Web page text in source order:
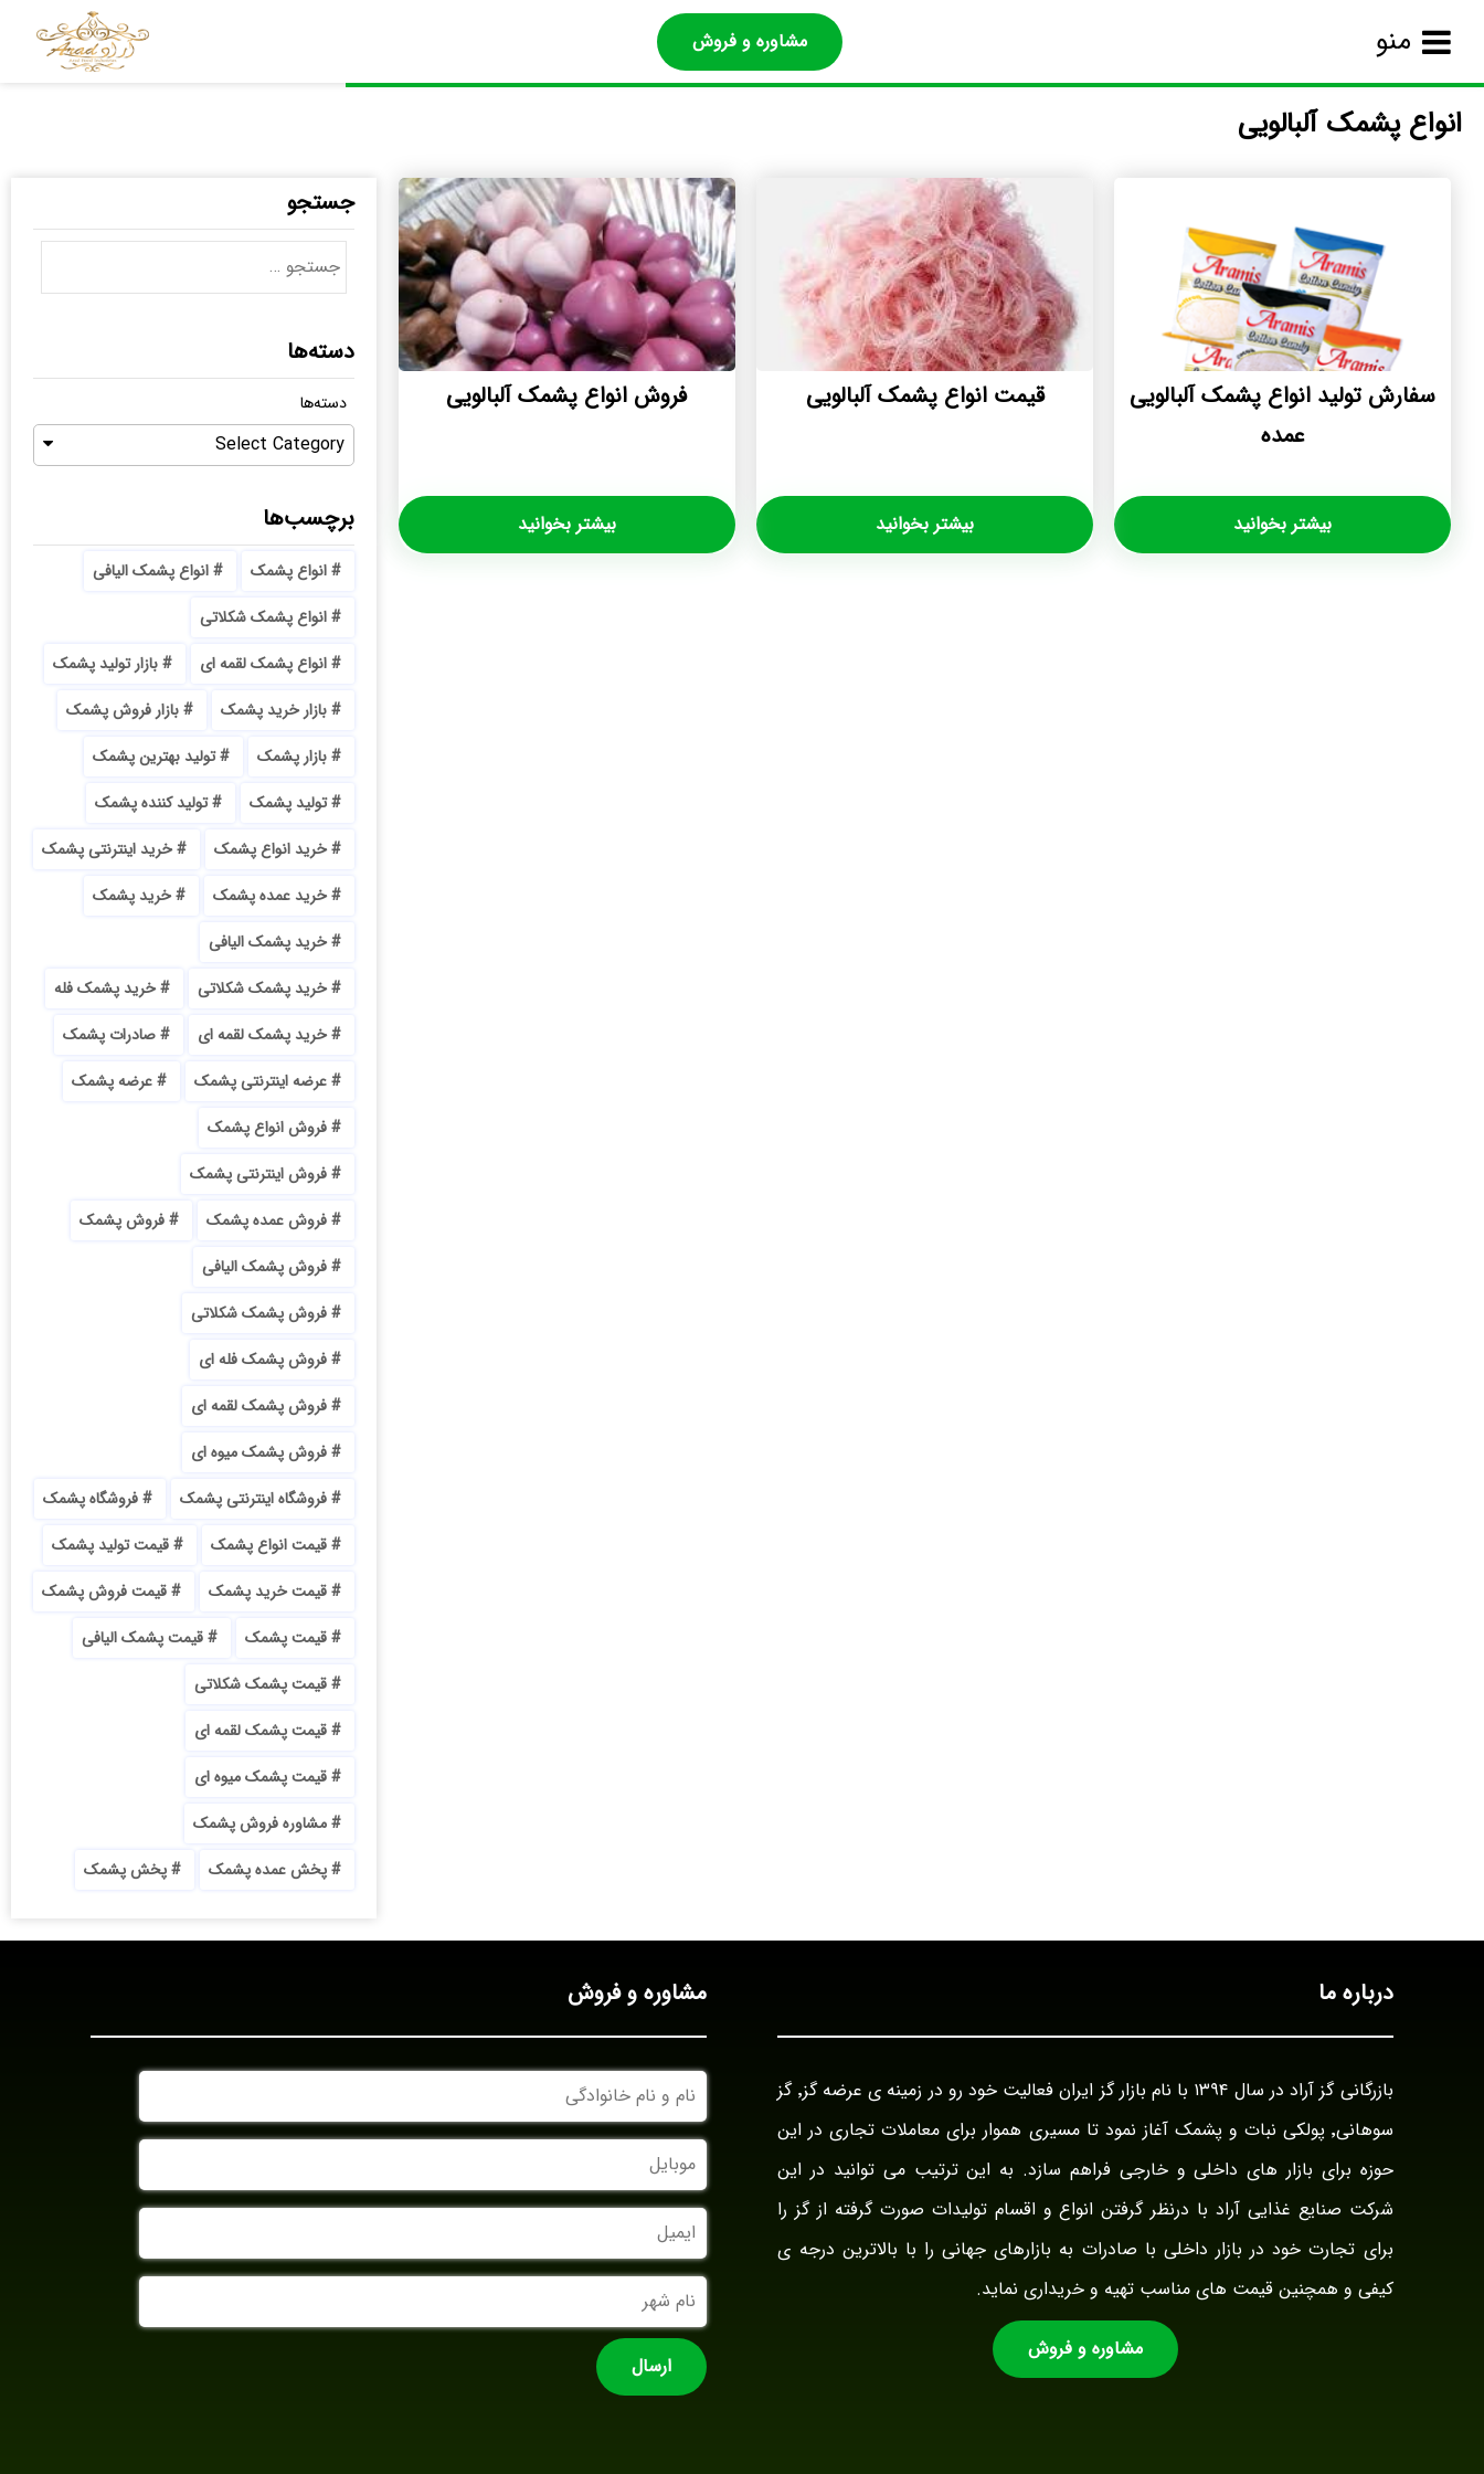
منو مشاوره و فروش
انواع پشمک آلبالویی
سفارش تولید انواع پشمک آلبالویی
عمده
بیشتر بخوانید
قیمت انواع پشمک آلبالویی
بیشتر بخوانید
فروش انواع پشمک آلبالویی
بیشتر بخوانید
جستجو
دسته‌ها
دسته‌ها
Select Category
برچسب‌ها
انواع پشمک
انواع پشمک الیافی
انواع پشمک شکلاتی
انواع پشمک لقمه ای
بازار تولید پشمک
بازار خرید پشمک
بازار فروش پشمک
بازار پشمک
تولید بهترین پشمک
تولید پشمک
تولید کننده پشمک
خرید انواع پشمک
خرید اینترنتی پشمک
خرید عمده پشمک
خرید پشمک
خرید پشمک الیافی
خرید پشمک شکلاتی
خرید پشمک فله
خرید پشمک لقمه ای
صادرات پشمک
عرضه اینترنتی پشمک
عرضه پشمک
فروش انواع پشمک
فروش اینترنتی پشمک
فروش عمده پشمک
فروش پشمک
فروش پشمک الیافی
فروش پشمک شکلاتی
فروش پشمک فله ای
فروش پشمک لقمه ای
فروش پشمک میوه ای
فروشگاه اینترنتی پشمک
فروشگاه پشمک
قیمت انواع پشمک
قیمت تولید پشمک
قیمت خرید پشمک
قیمت فروش پشمک
قیمت پشمک
قیمت پشمک الیافی
قیمت پشمک شکلاتی
قیمت پشمک لقمه ای
قیمت پشمک میوه ای
مشاوره فروش پشمک
پخش عمده پشمک
پخش پشمک
درباره ما
بازرگانی گز آراد در سال ۱۳۹۴ با نام بازار گز ایران فعالیت خود رو در زمینه ی عرضه گز٬ گز
سوهانی٬ پولکی نبات و پشمک آغاز نمود تا مسیری هموار برای معاملات تجاری در این
حوزه برای بازار های داخلی و خارجی فراهم سازد. به این ترتیب می توانید در این
شرکت صنایع غذایی آراد با درنظر گرفتن انواع و اقسام تولیدات صورت گرفته از گز را
برای تجارت خود در بازار داخلی با صادرات به بازارهای جهانی را با بالاترین درجه ی
کیفی و همچنین قیمت های مناسب تهیه و خریداری نماید.
مشاوره و فروش
مشاوره و فروش
و
نام
خانوادگی
موبایل
ایمیل
نام
شهر